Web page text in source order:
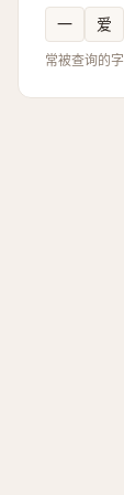
一 爱
常被查询的字